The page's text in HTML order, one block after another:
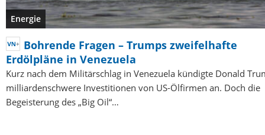
Energie
Bohrende Fragen – Trumps zweifelhafte
Erdölpläne in Venezuela
Kurz nach dem Militärschlag in Venezuela kündigte Donald
milliardenschwere Investitionen von US-Ölfirmen an. Doch die
Begeisterung des „Big Oil“…